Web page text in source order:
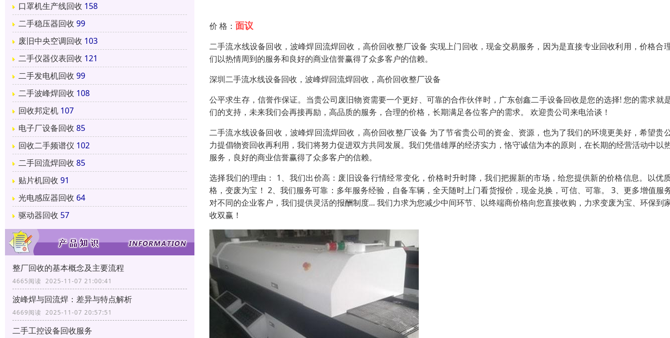
口罩机生产线回收 158
二手稳压器回收 99
废旧中央空调回收 103
二手仪器仪表回收 121
二手发电机回收 99
二手波峰焊回收 108
回收邦定机 107
电子厂设备回收 85
回收二手频谱仪 102
二手回流焊回收 85
贴片机回收 91
光电感应器回收 64
驱动器回收 57
整厂回收的基本概念及主要流程
4665阅读 2025-11-07 21:00:41
波峰焊与回流焊：差异与特点解析
4669阅读 2025-11-07 20:57:51
二手工控设备回收服务
价 格： 面议
二手流水线设备回收，波峰焊回流焊回收，高价回收整厂设备 实现上门回收，现金交易服务，因为是直接专业回收利用，价格合
们以热情周到的服务和良好的商业信誉赢得了众多客户的信赖。
深圳二手流水线设备回收，波峰焊回流焊回收，高价回收整厂设备
公平求生存，信誉作保证。当贵公司废旧物资需要一个更好、可靠的合作伙伴时，广东创鑫二手设备回收是您的选择! 您的需求就
们的支持，未来我们会再接再励，高品质的服务，合理的价格，长期满足各位客户的需求。 欢迎贵公司来电洽谈！
二手流水线设备回收，波峰焊回流焊回收，高价回收整厂设备 为了节省贵公司的资金、资源，也为了我们的环境更美好，希望贵
力提倡物资回收再利用，我们将努力促进双方共同发展。我们凭借雄厚的经济实力，恪守诚信为本的原则，在长期的经营活动中以
服务，良好的商业信誉赢得了众多客户的信赖。
选择我们的理由： 1、我们出价高：废旧设备行情经常变化，价格时升时降，我们把握新的市场，给您提供新的价格信息。以优
格，变废为宝！ 2、我们服务可靠：多年服务经验，自备车辆，全天随时上门看货报价，现金兑换，可信、可靠。 3、更多增值服
对不同的企业客户，我们提供灵活的报酬制度... 我们力求为您减少中间环节、以终端商价格向您直接收购，力求变废为宝、环保到
收双赢！